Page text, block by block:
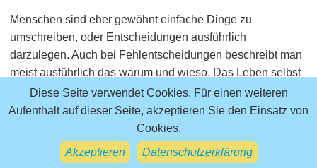
Diese Seite verwendet Cookies. Für einen weiteren
Aufenthalt auf dieser Seite, akzeptieren Sie den Einsatz von
Cookies.
Akzeptieren Datenschutzerklärung
Menschen sind eher gewöhnt einfache Dinge zu
umschreiben, oder Entscheidungen ausführlich
darzulegen. Auch bei Fehlentscheidungen beschreibt man
meist ausführlich das warum und wieso. Das Leben selbst
besteht aber nur aus Entscheidungen und die bestehen nur
aus ja oder nein. "Will ich in dieser Firma arbeiten?" - Ja
oder nein. "Will ich mit diesem Partner zusammen sein?" -
Ja oder nein. Alles was man drumherum bildet sind
logische Schlussfolgerungen für die Rechtfertigung von Ja